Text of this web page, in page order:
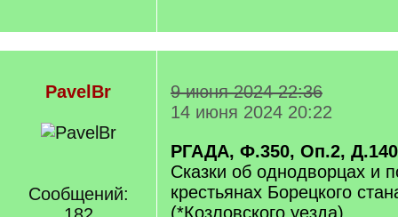
PavelBr
Сообщений:
9 июня 2024 22:36
14 июня 2024 20:22
РГАДА, Ф.350, Оп.2,
Сказки об однодворцах и
крестьянах Борецкого
(*Козловского уезда)